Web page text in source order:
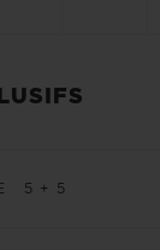
5+5